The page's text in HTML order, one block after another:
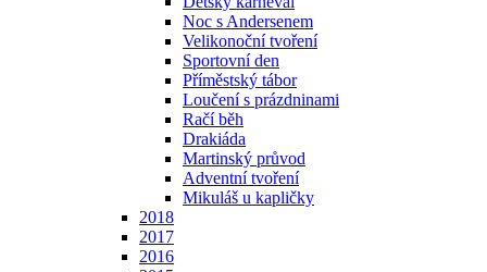
Noc s Andersenem
Velikonoční tvoření
Sportovní den
Příměstský tábor
Loučení s prázdninami
Račí běh
Drakiáda
Martinský průvod
Adventní tvoření
Mikuláš u kapličky
2018
2017
2016